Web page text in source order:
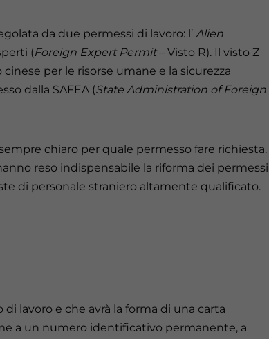
da due permessi di lavoro: l’ Alien
(Foreign Expert Permit– Visto R). Il visto Z
per le risorse umane e la sicurezza
dalla SAFEA (State Administration of Foreign
chiaro per quale permesso fare richiesta.
reso indispensabile la riforma dei permessi
di personale straniero altamente qualificato.
lavoro e che avrà la forma di una carta
a un numero identificativo permanente, a